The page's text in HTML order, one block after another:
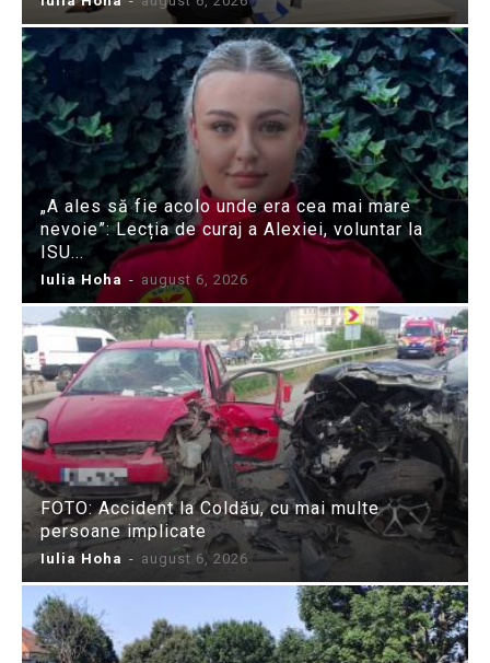
„A ales să fie acolo unde era cea mai mare
nevoie”: Lecția de curaj a Alexiei, voluntar la
ISU...
Iulia Hoha - august 6, 2026
FOTO: Accident la Coldău, cu mai multe
persoane implicate
Iulia Hoha - august 6, 2026